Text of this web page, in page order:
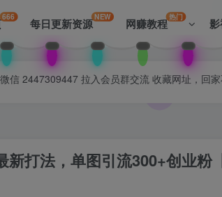
666 每日更新资源NEW 网赚教程热门
信 2447309447 拉入会员群交流 收藏网址，回
打法，单图引流300+创业粉